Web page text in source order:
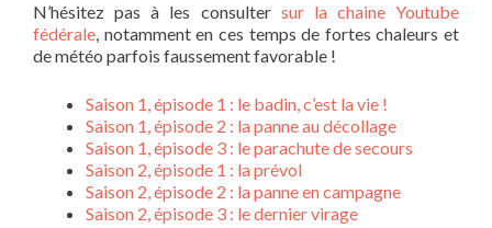
N’hésitez pas à les consulter sur la chaine Youtube
fédérale, notamment en ces temps de fortes chaleurs et
de météo parfois faussement favorable !
Saison 1, épisode 1 : le badin, c’est la vie !
Saison 1, épisode 2 : la panne au décollage
Saison 1, épisode 3 : le parachute de secours
Saison 2, épisode 1 : la prévol
Saison 2, épisode 2 : la panne en campagne
Saison 2, épisode 3 : le dernier virage